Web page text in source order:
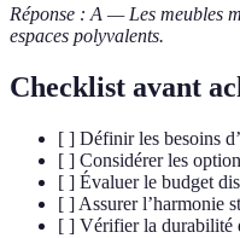
Réponse : A — Les meubles
espaces polyvalents.
Checklist avant
[ ] Définir les besoins
[ ] Considérer les
[ ] Évaluer le budget
[ ] Assurer l’harmonie
[ ] Vérifier la durabilité